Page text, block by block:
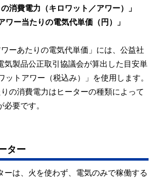
に編集経験豊富なメンバーと金融や経済に精通した
監修者による執筆体制を築くことで、内容のわかり
ルジュを目指します。
消費電力（キロワット／アワー）」
ワー当たりの電気代単価（円）」
ワーあたりの電気代単価」には、公益社
気製品公正取引協議会が算出した目安単
ットアワー（税込み）」を使用します。
の消費電力はヒーターの種類によって
要です。
ター
ーは、火を使わず、電気のみで稼働する